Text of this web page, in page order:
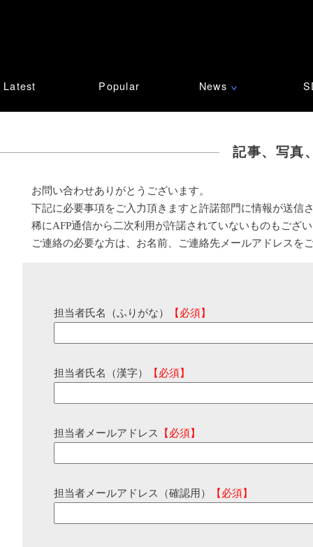
Latest Popular News ∨
記事、写真
お問い合わせありがとうございます。
下記に必要事項をご入力頂きますと許諾部門に情報が送信
稀にAFP通信から二次利用が許諾されていないものもござ
ご連絡の必要な方は、お名前、ご連絡先メールアドレスを
担当者氏名（ふりがな） 【必須】
担当者氏名（漢字） 【必須】
担当者メールアドレス 【必須】
担当者メールアドレス（確認用） 【必須】